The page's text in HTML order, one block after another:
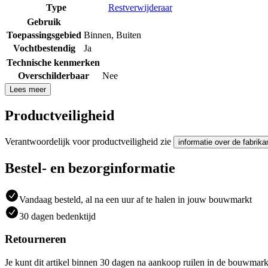
Type
Restverwijderaar
Gebruik
Toepassingsgebied Binnen, Buiten
Vochtbestendig
Ja
Technische kenmerken
Overschilderbaar
Nee
Lees meer
Productveiligheid
Verantwoordelijk voor productveiligheid zie informatie over de
Bestel- en bezorginformatie
Vandaag besteld, al na een uur af te halen in jouw bouwmarkt
30 dagen bedenktijd
Retourneren
Je kunt dit artikel binnen 30 dagen na aankoop ruilen in de